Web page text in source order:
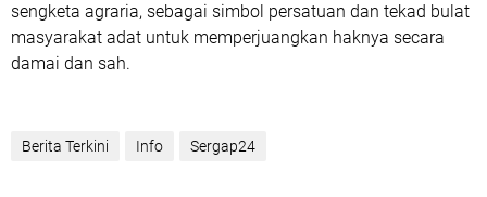
sengketa agraria, sebagai simbol persatuan dan tekad bulat
masyarakat adat untuk memperjuangkan haknya secara
damai dan sah.
Berita Terkini Info Sergap24